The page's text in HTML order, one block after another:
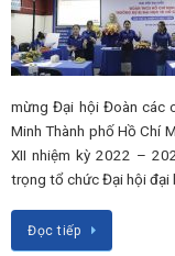
mừng Đại hội Đoàn các
Minh Thành phố Hồ Chí
XII nhiệm kỳ 2022 –
trọng tổ chức Đại hội đại
Đọc tiếp